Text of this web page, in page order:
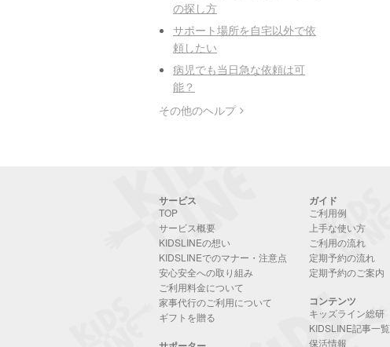
の探し方
サポート場所を自宅以外で依
頼したい
病児でも当日急な依頼は可
能？
その他のヘルプ
サービス
TOP
サービス概要
KIDSLINEの想い
KIDSLINEでのマナー・注意点
安心安全への取り組み
ご利用料金について
家事代行のご利用について
ギフトを贈る
ガイド
ご利用例
上手な使い方
ご利用の流れ
定期予約の流れ
定期予約のご案内
コンテンツ
キッズライン総研
KIDSLINE記事一覧
保活情報